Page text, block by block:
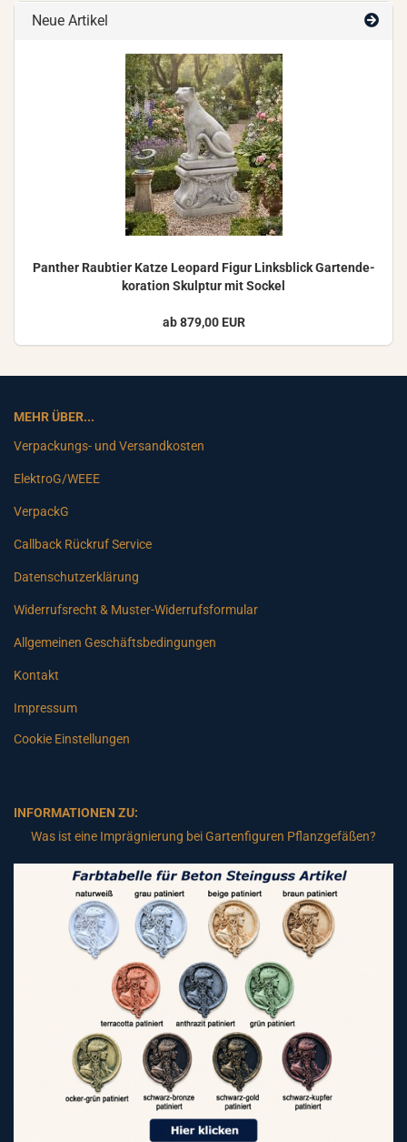
Neue Artikel
Pan­ther Raub­tier Katze Leo­pard Figur Links­blick Gar­ten­de­
ko­ra­ti­on Skulp­tur mit So­ckel
ab 879,00 EUR
MEHR ÜBER...
Verpackungs- und Versandkosten
ElektroG/WEEE
VerpackG
Callback Rückruf Service
Datenschutzerklärung
Widerrufsrecht & Muster-Widerrufsformular
Allgemeinen Geschäftsbedingungen
Kontakt
Impressum
Cookie Einstellungen
INFORMATIONEN ZU:
Was ist eine Imprägnierung bei Gartenfiguren Pflanzgefäßen?